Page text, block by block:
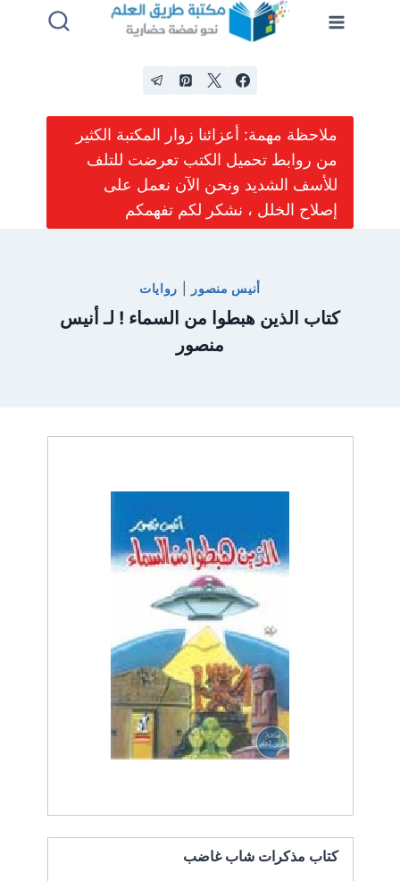
ملاحظة مهمة: أعزائنا زوار المكتبة الكثير
من روابط تحميل الكتب تعرضت للتلف
للأسف الشديد ونحن الآن نعمل على
إصلاح الخلل ، نشكر لكم تفهمكم
أنيس منصور روايات
كتاب الذين هبطوا من السماء ! لـ أنيس
منصور
كتاب مذكرات شاب غاضب